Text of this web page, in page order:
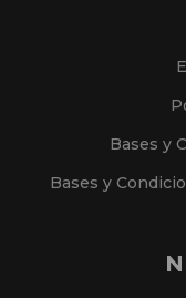
Bases y
Bases y